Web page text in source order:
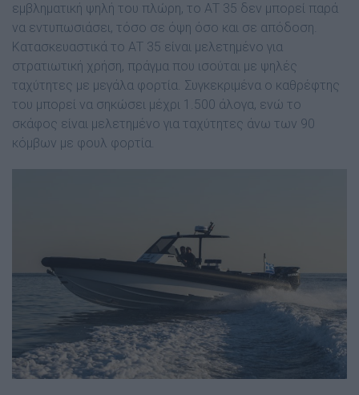
εμβληματική ψηλή του πλώρη, το ΑΤ 35 δεν μπορεί παρά
να εντυπωσιάσει, τόσο σε όψη όσο και σε απόδοση.
Κατασκευαστικά το ΑΤ 35 είναι μελετημένο για
στρατιωτική χρήση, πράγμα που ισούται με ψηλές
ταχύτητες με μεγάλα φορτία. Συγκεκριμένα ο καθρέφτης
του μπορεί να σηκώσει μέχρι 1.500 άλογα, ενώ το
σκάφος είναι μελετημένο για ταχύτητες άνω των 90
κόμβων με φουλ φορτία.